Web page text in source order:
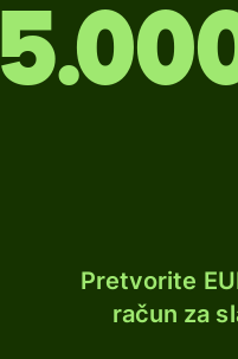
Pretvorite
račun za